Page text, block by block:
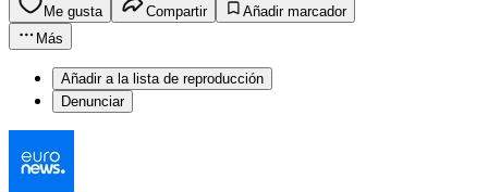
Me gusta Compartir
Añadir marcador
Más
Añadir a la lista de reproducción
Denunciar